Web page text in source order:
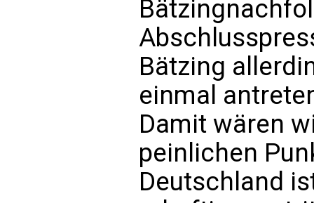
Bätzing
einmal
Damit wären
peinlichen
Deutschland